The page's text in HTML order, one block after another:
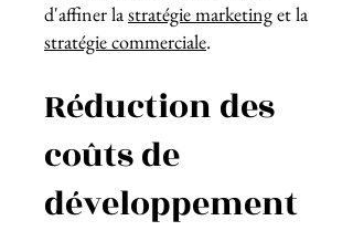
d'affiner lastratégie marketinget la
stratégie commerciale.
Réduction des
coûts de
développement